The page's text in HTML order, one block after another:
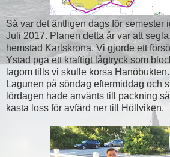
Så var det äntligen dags för semester
Juli 2017. Planen detta år var att
hemstad Karlskrona. Vi gjorde ett
Ystad pga ett kraftigt lågtryck som
lagom tills vi skulle korsa
Lagunen på söndag eftermiddag och
lördagen hade använts till packning
kasta loss för avfärd ner till Höllviken.